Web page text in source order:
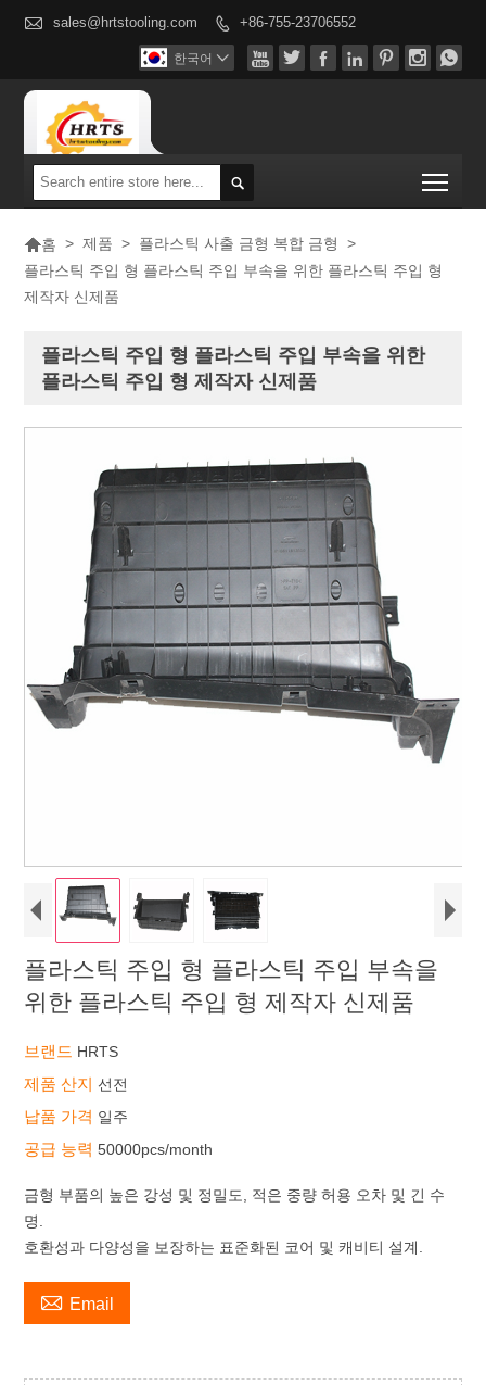
 sales@hrtstooling.com  +86-755-23706552
      
한국어 

홈 > 제품 > 플라스틱 사출 금형 복합 금형
>
플라스틱 주입 형 플라스틱 주입 부속을 위한 플라스틱 주입 형
제작자 신제품
플라스틱 주입 형 플라스틱 주입 부속을 위한
플라스틱 주입 형 제작자 신제품
플라스틱 주입 형 플라스틱 주입 부속을
위한 플라스틱 주입 형 제작자 신제품
브랜드 HRTS
제품 산지 선전
납품 가격 일주
공급 능력50000pcs/month
금형 부품의 높은 강성 및 정밀도, 적은 중량 허용 오차 및 긴 수
명.
호환성과 다양성을 보장하는 표준화된 코어 및 캐비티 설계.
 Email